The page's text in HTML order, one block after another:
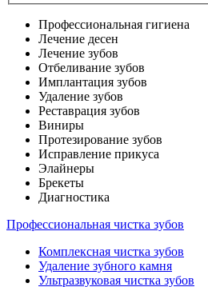
Профессиональная гигиена
Лечение десен
Лечение зубов
Отбеливание зубов
Имплантация зубов
Удаление зубов
Реставрация зубов
Виниры
Протезирование зубов
Исправление прикуса
Элайнеры
Брекеты
Диагностика
Профессиональная чистка зубов
Комплексная чистка зубов
Удаление зубного камня
Ультразвуковая чистка зубов